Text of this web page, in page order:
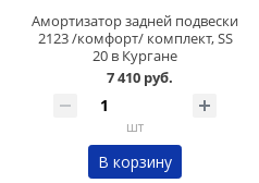
Амортизатор задней подвески
2123 /комфорт/ комплект, SS
20 в Кургане
7 410 руб.
шт
В корзину